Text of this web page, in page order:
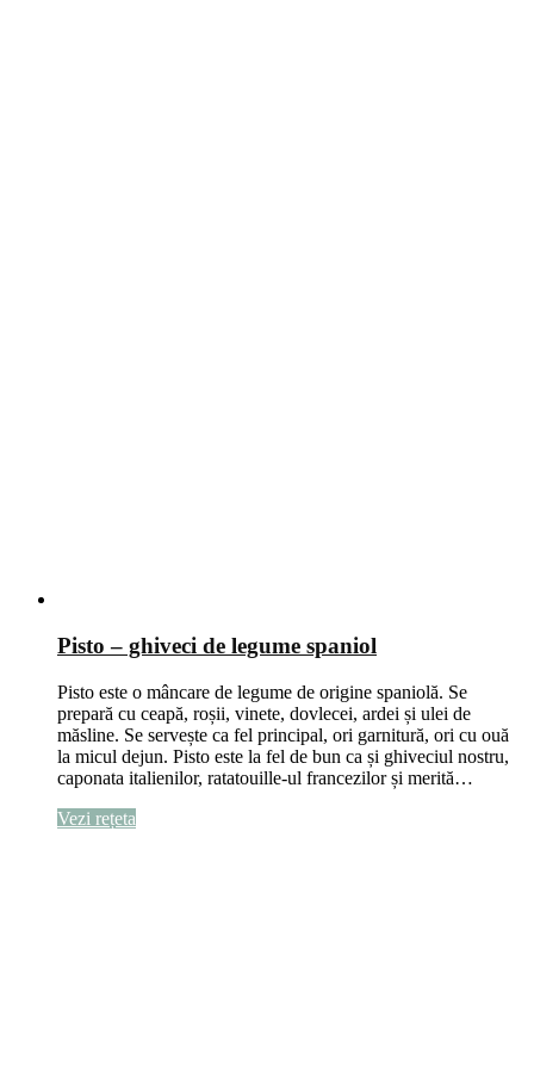
Pisto – ghiveci de legume spaniol
Pisto este o mâncare de legume de origine spaniolă. Se
prepară cu ceapă, roșii, vinete, dovlecei, ardei și ulei de
măsline. Se servește ca fel principal, ori garnitură, ori cu ouă
la micul dejun. Pisto este la fel de bun ca și ghiveciul nostru,
caponata italienilor, ratatouille-ul francezilor și merită…
Vezi rețeta